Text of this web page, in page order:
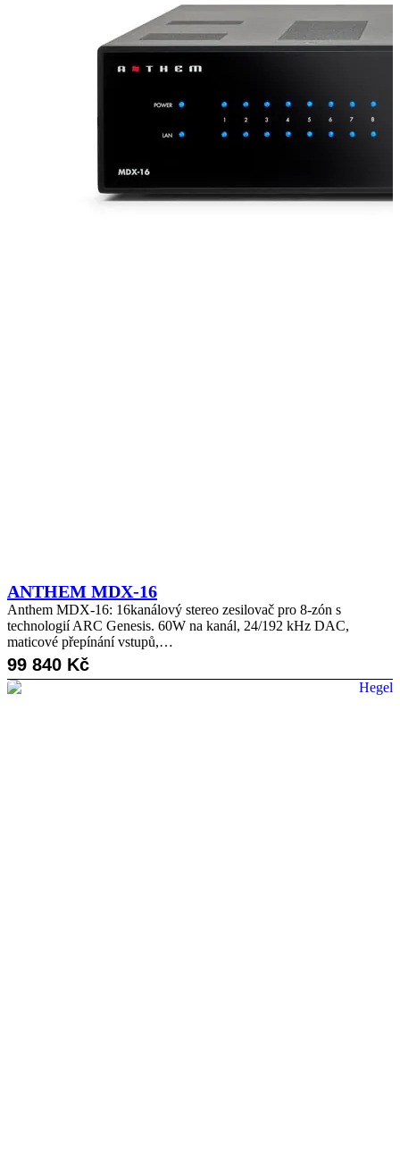
ANTHEM MDX-16
Anthem MDX-16: 16kanálový stereo zesilovač pro 8-zón s
technologií ARC Genesis. 60W na kanál, 24/192 kHz DAC,
maticové přepínání vstupů,…
99 840 Kč